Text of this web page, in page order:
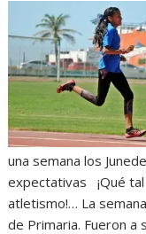
una semana los
expectativas ¡Qué
atletismo!… La
de Primaria. Fueron a